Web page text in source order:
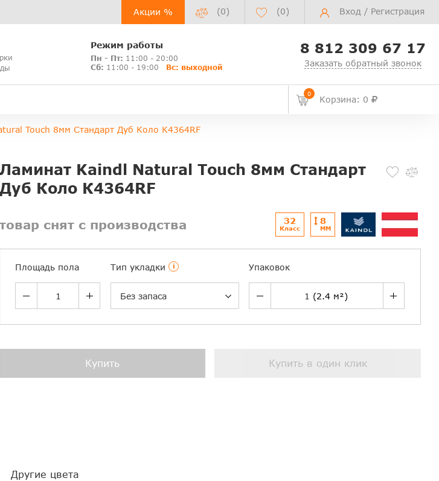
Акции % (0) (0) Вход / Регистрация
Режим работы
Пн - Пт: 11:00 - 20:00
Сб: 11:00 - 19:00 Вс: выходной
8 812 309 67 17
Заказать обратный звонок
0
Корзина: 0
Touch 8мм Стандарт Дуб Коло К4364RF
Ламинат Kaindl Natural Touch 8мм Стандарт
Дуб Коло К4364RF
товар снят с производства 32
Класс
8
ММ
Площадь пола Тип укладки i
Без запаса
Упаковок
Купить Купить в один клик
Другие цвета